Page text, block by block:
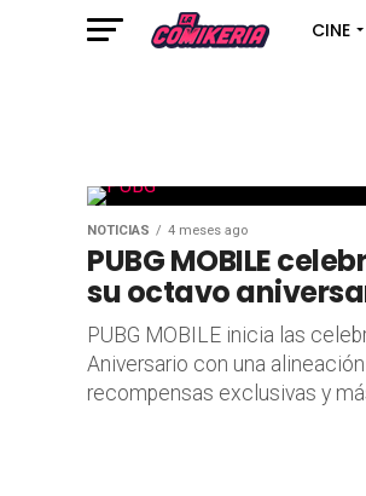
CINE
NOTICIAS 4 meses ago
PUBG MOBILE
su octavo
PUBG MOBILE inicia las
Aniversario con una
recompensas exclusivas y